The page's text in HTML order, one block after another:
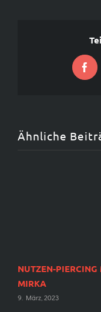
Auf
Ähnliche
NUTZEN-PIERCING
MIRKA
9. März, 2023